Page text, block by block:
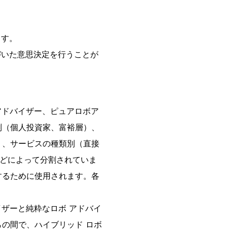
。
た意思決定を行うことが
バイザー、ピュアロボア
個人投資家、富裕層）、
サービスの種類別（直接
によって分割されていま
ために使用されます。各
ーと純粋なロボ アドバイ
間で、ハイブリッド ロボ